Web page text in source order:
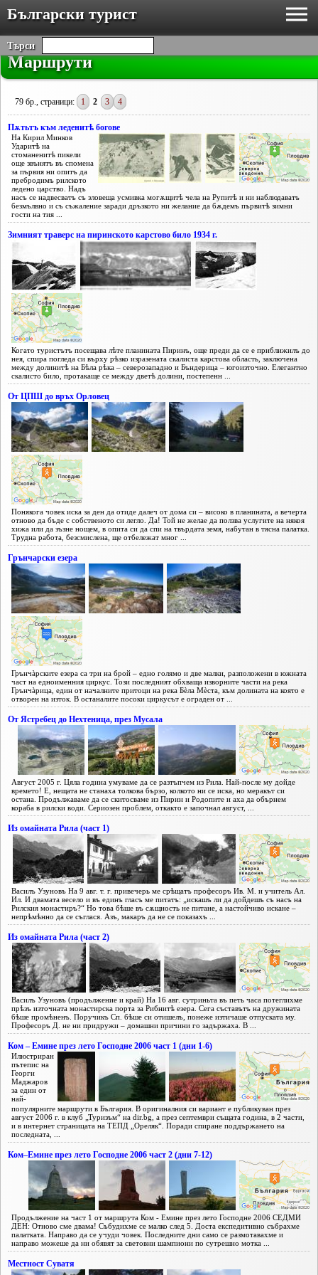
Български турист
Търси
Маршрути
79 бр., страници: 1 2 3 4
Пѫтьтъ към леденитѣ богове
На Кирил Минков
Ударитѣ на
стоманенитѣ пикели
още звънятъ въ спомена
за първия ни опитъ да
пребродимъ рилското
ледено царство. Надъ
насъ се надвесватъ съ зловеща усмивка могѫщитѣ чела на Рупитѣ и ни наблюдаватъ
безмълвно и съ съжаление заради дръзкото ни желание да бѫдемъ първитѣ зимни
гости на тия ...
Зимният траверс на пиринското карстово било 1934 г.
Когато туристътъ посещава лѣте планината Пиринъ, още преди да се е приближилъ до
нея, спира погледа си върху рѣзко изразената скалиста карстова область, заключена
между долинитѣ на Бѣла рѣка – северозападно и Бъндерица – югоизточно. Елегантно
скалисто било, протакаще се между дветѣ долини, постепенн ...
От ЦПШ до връх Орловец
Понякога човек иска за ден да отиде далеч от дома си – високо в планината, а вечерта
отново да бъде с собственото си легло. Да! Той не желае да ползва услугите на някоя
хижа или да зъзне нощем, в опита си да спи на твърдата земя, набутан в тясна палатка.
Трудна работа, безсмислена, ще отбележат мног ...
Грънчарски езера
Грънчàрските езера са три на брой – едно голямо и две малки, разположени в южната
част на едноименния циркус. Този последният обхваща изворните части на река
Грънчàрица, един от началните притоци на река Бèла Мèста, към долината на която е
отворен на изток. В останалите посоки циркусът е ограден от ...
От Ястребец до Нехтеница, през Мусала
Август 2005 г. Цяла година умуваме да се разтъпчем из Рила. Най-после му дойде
времето! Е, нещата не станаха толкова бързо, колкото ни се иска, но меракът си
остана. Продължаваме да се скитосваме из Пирин и Родопите и аха да обърнем
кораба в рилски води. Сериозен проблем, откакто е започнал август, ...
Из омайната Рила (част 1)
Василъ Узуновъ На 9 авг. т. г. привечерь ме срѣщатъ професоръ Ив. М. и учитель Ал.
Ил. И двамата весело и въ единъ гласъ ме питатъ: „искашъ ли да дойдешъ съ насъ на
Рилския монастиръ?“ Но това бѣше въ сѫщность не питане, а настойчиво искане –
непрѣмѣнно да се съглася. Азъ, макаръ да не се показахъ ...
Из омайната Рила (част 2)
Василъ Узуновъ (продължение и край) На 16 авг. сутриньта въ петь часа потеглихме
прѣзъ източната монастирска порта за Рибнитѣ езера. Сега съставътъ на дружината
бѣше промѣненъ. Поручикъ Сп. бѣше си отишелъ, понеже изтичаше отпуската му.
Професоръ Д. не ни придружи – домашни причини го задържаха. В ...
Ком – Емине през лето Господне 2006 част 1 (дни 1-6)
Илюстриран
пътепис на
Георги
Маджаров
за един от
най-
популярните маршрути в България. В оригиналния си вариант е публикуван през
август 2006 г. в клуб „Туризъм“ на dir.bg, а през септември същата година, в 2 части,
и в интернет страницата на ТЕПД „Ореляк“. Поради спиране поддържането на
последната, ...
Ком–Емине през лето Господне 2006 част 2 (дни 7-12)
Продължение на част 1 от маршрута Ком - Емине през лето Господне 2006 СЕДМИ
ДЕН: Отново сме двама! Събудихме се малко след 5. Доста експедитивно събрахме
палатката. Направо да се учуди човек. Последните дни само се размотавахме и
направо можеше да ни обявят за световни шампиони по сутрешно мотка ...
Местност Суватя